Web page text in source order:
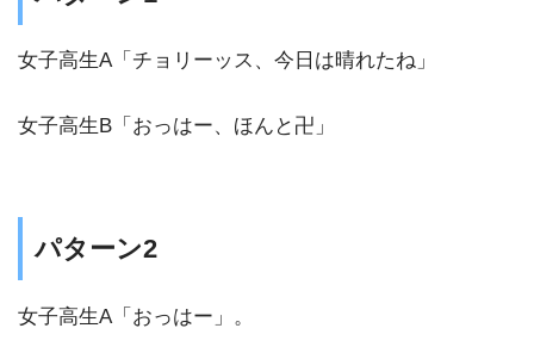
女子高生A「チョリーッス、今日は晴れたね」
女子高生B「おっはー、ほんと卍」
パターン2
女子高生A「おっはー」。